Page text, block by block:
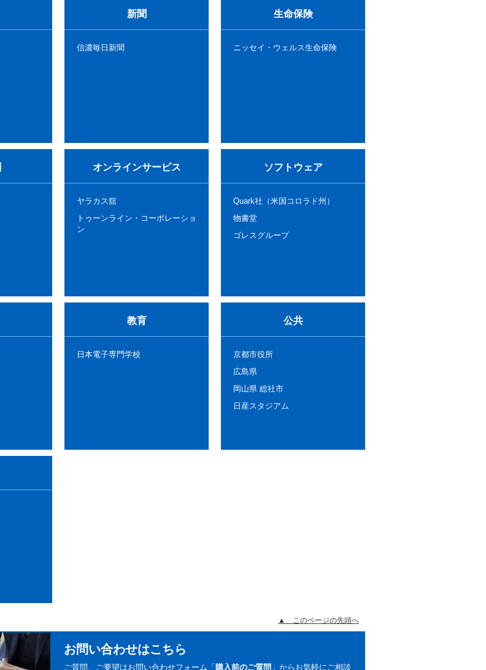
新聞
信濃毎日新聞
生命保険
ニッセイ・ウェルス生命保険
オンラインサービス
ヤラカス舘
トゥーンライン・コーポレーショ
ン
ソフトウェア
Quark社（米国コロラド州）
物書堂
ゴレスグループ
教育
日本電子専門学校
公共
京都市役所
広島県
岡山県 総社市
日産スタジアム
▲ このページの先頭へ
お問い合わせはこちら
ご質問、ご要望はお問い合わせフォーム「 購入前のご質問 」からお気軽にご相談